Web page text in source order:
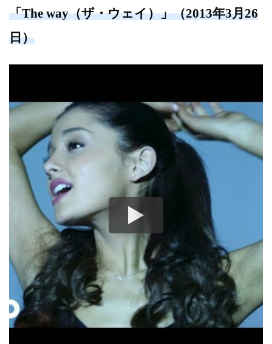
「The way（ザ・ウェイ）」（2013年3月26
日）